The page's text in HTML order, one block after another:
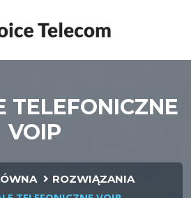
TELEFONICZNE
VOIP
ROZWIĄZANIA